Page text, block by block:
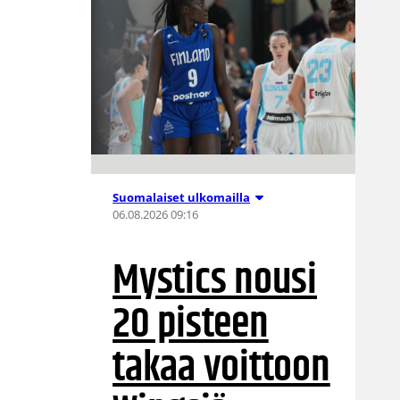
Suomalaiset ulkomailla
06.08.2026 09:16
Mystics nousi
20 pisteen
takaa voittoon